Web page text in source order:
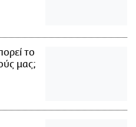
το
μας;